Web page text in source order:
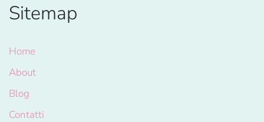
Sitemap
Home
About
Blog
Contatti